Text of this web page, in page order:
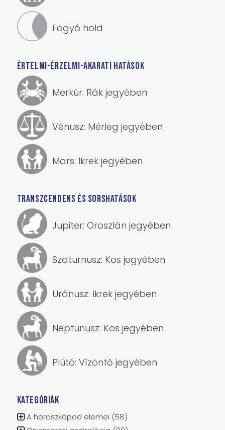
Fogyó hold
ÉRTELMI-ÉRZELMI-AKARATI HATÁSOK
Merkúr: Rák jegyében
Vénusz: Mérleg jegyében
Mars: Ikrek jegyében
TRANSZCENDENS ÉS SORSHATÁSOK
Jupiter: Oroszlán jegyében
Szaturnusz: Kos jegyében
Uránusz: Ikrek jegyében
Neptunusz: Kos jegyében
Plútó: Vízöntő jegyében
KATEGÓRIÁK
A horoszkópod elemei (58)